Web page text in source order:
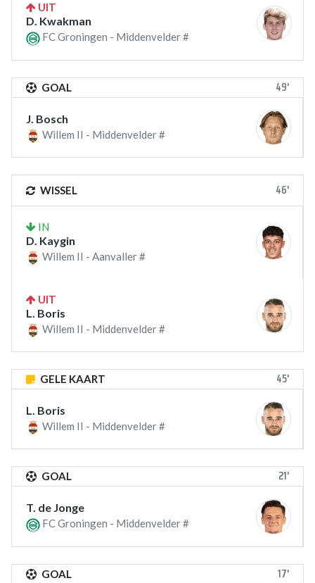
UIT
D. Kwakman
FC Groningen - Middenvelder #
GOAL 49'
J. Bosch
Willem II - Middenvelder #
WISSEL 46'
IN
D. Kaygin
Willem II - Aanvaller #
UIT
L. Boris
Willem II - Middenvelder #
GELE KAART 45'
L. Boris
Willem II - Middenvelder #
GOAL 21'
T. de Jonge
FC Groningen - Middenvelder #
GOAL 17'